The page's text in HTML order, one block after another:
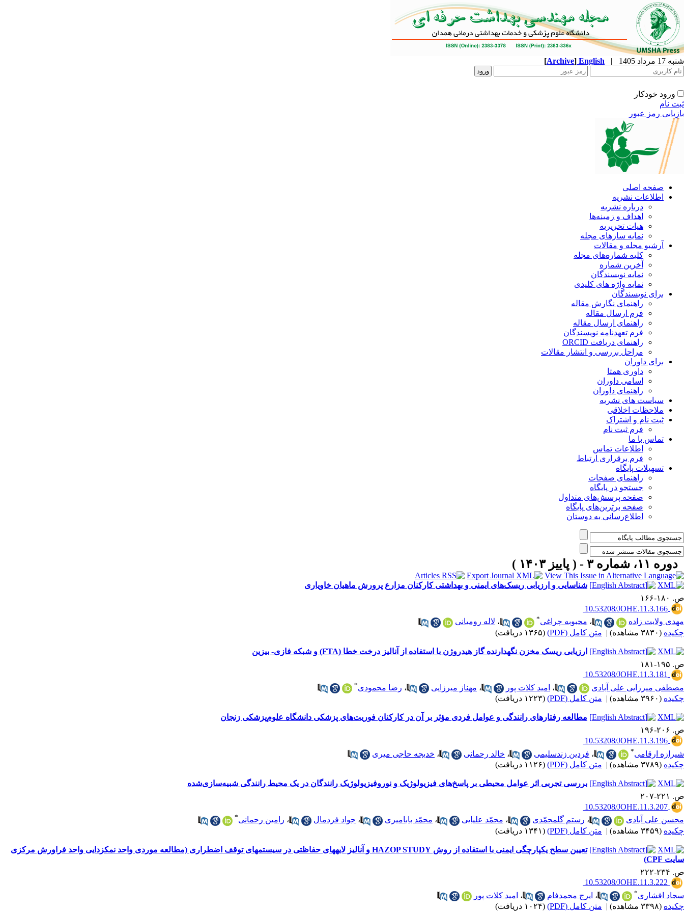
شنبه 17 مرداد 1405 |
English
[Archive]
ورود خودکار
ثبت نام
بازیابی رمز عبور
صفحه اصلی
اطلاعات نشریه
درباره نشریه
اهداف و زمینه‌ها
هیات تحریریه
نمایه سازهای مجله
آرشیو مجله و مقالات
کلیه شماره‌های مجله
آخرین شماره
نمایه نویسندگان
نمایه واژه های کلیدی
برای نویسندگان
راهنمای نگارش مقاله
فرم ارسال مقاله
راهنمای ارسال مقاله
فرم تعهدنامه نویسندگان
راهنمای دریافت ORCID
مراحل بررسی و انتشار مقالات
برای داوران
داوری همتا
اسامی داوران
راهنمای داوران
سیاست های نشریه
ملاحظات اخلاقی
ثبت نام و اشتراک
فرم ثبت نام
تماس با ما
اطلاعات تماس
فرم برقراری ارتباط
تسهیلات پایگاه
راهنمای صفحات
جستجو در پایگاه
صفحه پرسش‌های متداول
صفحه برترین‌های پایگاه
اطلاع‌رسانی به دوستان
دوره ۱۱، شماره ۳ - ( پاییز ۱۴۰۳ )
شناسایی و ارزیابی ریسک‌های ایمنی و بهداشتی کارکنان مزارع پرورش ماهیان خاویاری
ص. ۱۸۰-۱۶۶
‎ 10.53208/JOHE.11.3.166
مهدی ولایت زاده
، محبوبه چراغی* ، لاله رومیانی
چکیده (۳۸۳۰ مشاهده) | متن کامل (PDF) (۱۳۶۵ دریافت)
ارزیابی ریسک مخزن نگهدارنده گاز هیدروژن با استفاده از آنالیز درخت خطا (FTA) و شبکه فازی- بیزین
ص. ۱۹۵-۱۸۱
‎ 10.53208/JOHE.11.3.181
مصطفی میرزایی علی آبادی
، امید کلات پور ، مهناز میرزایی ، رضا محمودی*
چکیده (۳۹۶۰ مشاهده) | متن کامل (PDF) (۱۲۲۳ دریافت)
مطالعه رفتارهای رانندگی و عوامل فردی مؤثر بر آن در کارکنان فوریت‌های پزشکی دانشگاه علوم‌پزشکی زنجان
ص. ۲۰۶-۱۹۶
‎ 10.53208/JOHE.11.3.196
شیرازه ارقامی* ، فردین زندسلیمی ، خالد رحمانی ، خدیجه حاجی میری
چکیده (۳۷۸۹ مشاهده) | متن کامل (PDF) (۱۱۲۶ دریافت)
بررسی تجربی اثر عوامل محیطی بر پاسخ‌های فیزیولوژیک و نوروفیزیولوژیک رانندگان در یک محیط رانندگی شبیه‌سازی‌شده
ص. ۲۲۱-۲۰۷
‎ 10.53208/JOHE.11.3.207
محسن علی آبادی
، رستم گلمحمّدی ، محمّد علیایی ، محمّد بابامیری ، جواد فردمال ، رامین رحمانی*
چکیده (۳۴۵۹ مشاهده) | متن کامل (PDF) (۱۳۴۱ دریافت)
تعیین سطح یکپارچگی ایمنی با استفاده از روش HAZOP STUDY و آنالیز لایههای حفاظتی در سیستمهای توقف اضطراری (مطالعه موردی واحد نمکزدایی واحد فراورش مرکزی
سایت CPF)
ص. ۲۳۴-۲۲۲
‎ 10.53208/JOHE.11.3.222
سجاد افشاری* ، ایرج محمدفام ، امید کلات پور
چکیده (۳۳۹۸ مشاهده) | متن کامل (PDF) (۱۰۲۴ دریافت)